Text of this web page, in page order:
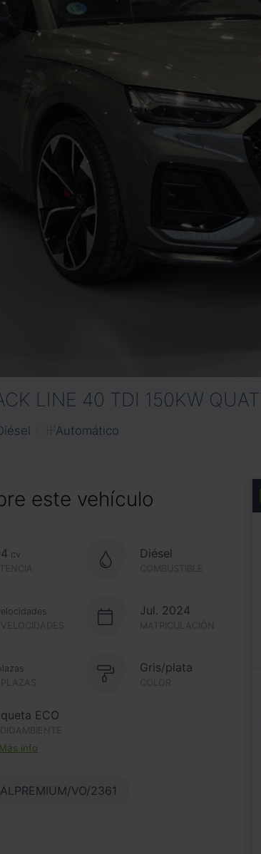
LINE 40 TDI 150KW
Automático
este vehículo
cv
Diésel
COMBUSTIBLE
VELOCIDADES
Jul. 2024
MATRICULACIÓN
PLAZAS
Gris/plata
COLOR
ECO
Más info
VO/2361